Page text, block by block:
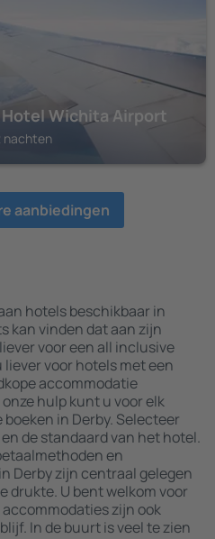
Wichita Airport
nachten
aanbiedingen
hotels beschikbaar in
kan vinden dat aan zijn
voor een all inclusive
voor hotels met een
accommodatie
hulp kunt u voor elk
in Derby. Selecteer
de standaard van het hotel.
en
Derby zijn centraal gelegen
drukte. U bent welkom voor
zijn ook
In de buurt is veel te zien